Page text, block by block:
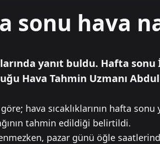
hava
yanıt buldu. Hafta
Hava Tahmin Uzmanı
hava sıcaklıklarının hafta
tahmin edildiği belirtildi.
pazar günü öğle